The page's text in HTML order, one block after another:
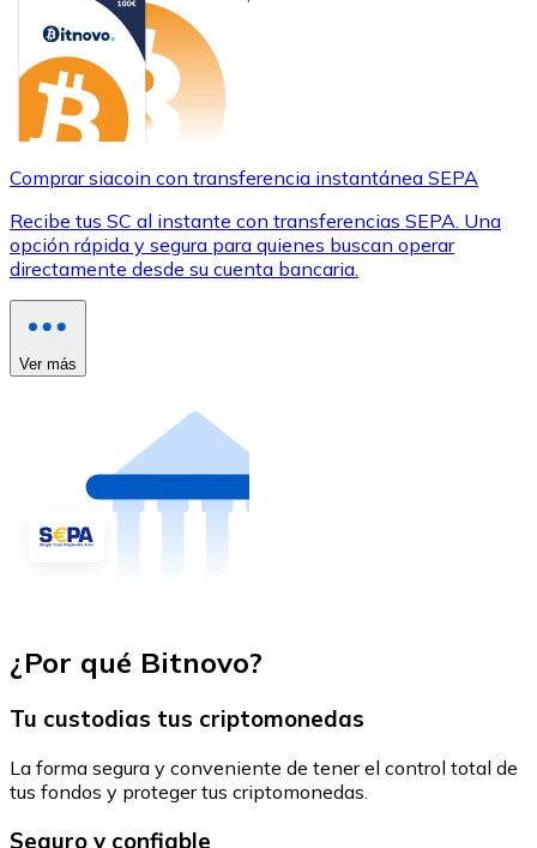
Comprar siacoin con transferencia instantánea SEPA
Recibe tus SC al instante con transferencias SEPA. Una
opción rápida y segura para quienes buscan operar
directamente desde su cuenta bancaria.
Ver más
¿Por qué Bitnovo?
Tu custodias tus criptomonedas
La forma segura y conveniente de tener el control total de
tus fondos y proteger tus criptomonedas.
Seguro y confiable